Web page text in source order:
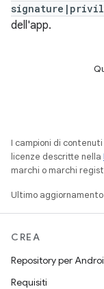
dell'app.
I campioni di
licenze descritte nella
marchi o marchi
Ultimo
CREA
Repository per
Requisiti